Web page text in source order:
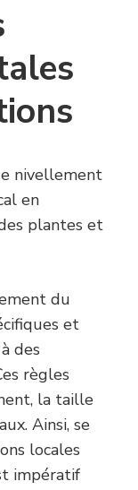
nivellement
en
plantes et
du
et
des
règles
la taille
Ainsi, se
locales
impératif